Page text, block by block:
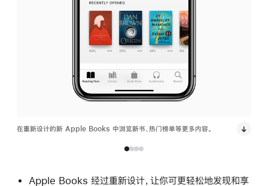
在重新设计的新 Apple Books 中浏览新书、热门榜单等更多内容。
Apple Books 经过重新设计，让你可更轻松地发现和享